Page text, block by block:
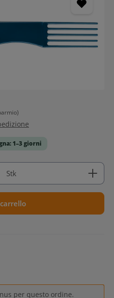
1–3 giorni
la quantità
Stk
per questo ordine.